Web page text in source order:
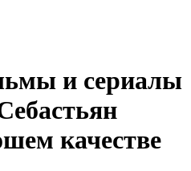
и сериалы
качестве